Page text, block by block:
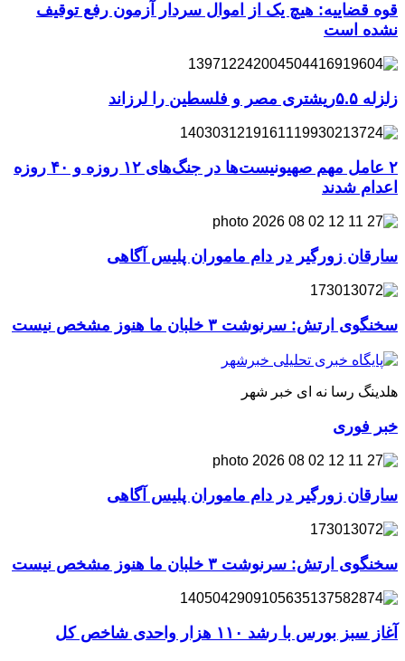
قوه قضاییه: هیچ یک از اموال سردار آزمون رفع توقیف
نشده است
زلزله ۵.۵ریشتری مصر و فلسطین را لرزاند
۲ عامل مهم صهیونیست‌ها در جنگ‌های ۱۲ روزه و ۴۰ روزه
اعدام شدند
سارقان زورگیر در دام ماموران پلیس آگاهی
سخنگوی ارتش: سرنوشت ۳ خلبان ما هنوز مشخص نیست
هلدینگ رسا نه ای خبر شهر
خبر فوری
سارقان زورگیر در دام ماموران پلیس آگاهی
سخنگوی ارتش: سرنوشت ۳ خلبان ما هنوز مشخص نیست
آغاز سبز بورس با رشد ۱۱۰ هزار واحدی شاخص کل